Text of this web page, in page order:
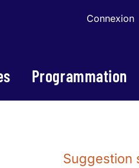
Connexion
Programmation
Suggestion